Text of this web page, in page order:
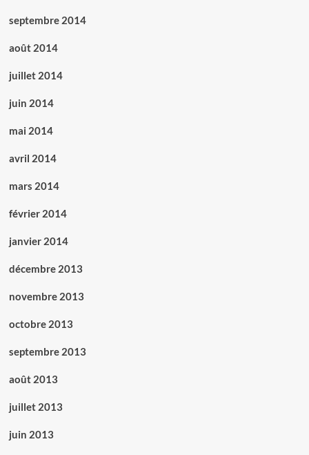
septembre 2014
août 2014
juillet 2014
juin 2014
mai 2014
avril 2014
mars 2014
février 2014
janvier 2014
décembre 2013
novembre 2013
octobre 2013
septembre 2013
août 2013
juillet 2013
juin 2013